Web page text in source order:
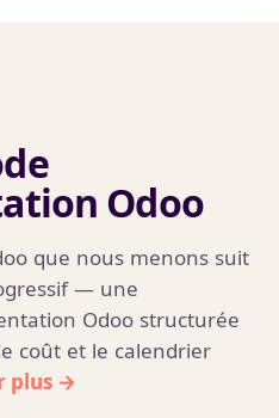
Odoo
que nous menons suit
— une
Odoo structurée
coût et le calendrier